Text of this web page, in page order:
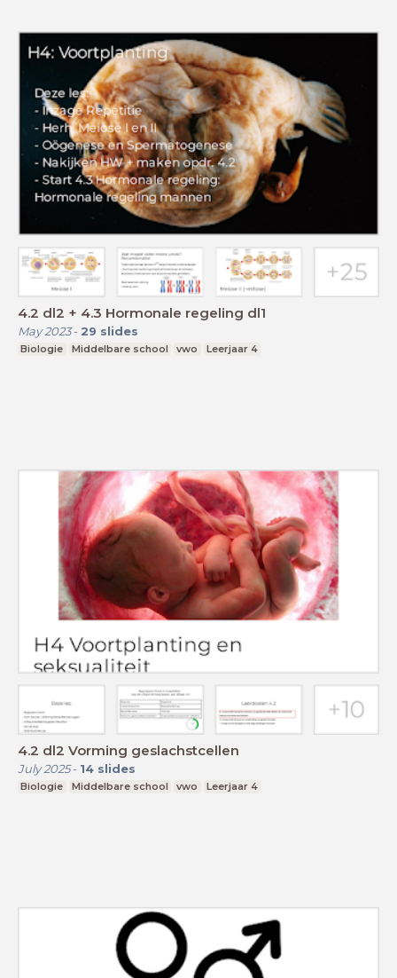
4.2 dl2 + 4.3 Hormonale regeling dl1
May 2023- 29 slides
Biologie Middelbare school vwo Leerjaar 4
4.2 dl2 Vorming geslachstcellen
July 2025- 14 slides
Biologie Middelbare school vwo Leerjaar 4